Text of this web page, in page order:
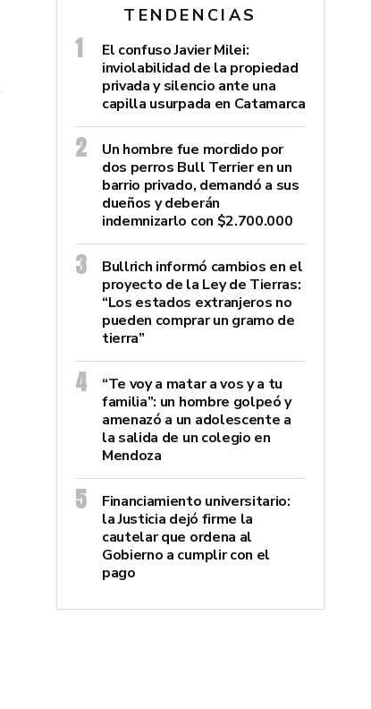
TENDENCIAS
El confuso Javier Milei:
inviolabilidad de la propiedad
privada y silencio ante una
capilla usurpada en Catamarca
Un hombre fue mordido por
dos perros Bull Terrier en un
barrio privado, demandó a sus
dueños y deberán
indemnizarlo con $2.700.000
Bullrich informó cambios en el
proyecto de la Ley de Tierras:
“Los estados extranjeros no
pueden comprar un gramo de
tierra”
“Te voy a matar a vos y a tu
familia”: un hombre golpeó y
amenazó a un adolescente a
la salida de un colegio en
Mendoza
Financiamiento universitario:
la Justicia dejó firme la
cautelar que ordena al
Gobierno a cumplir con el
pago